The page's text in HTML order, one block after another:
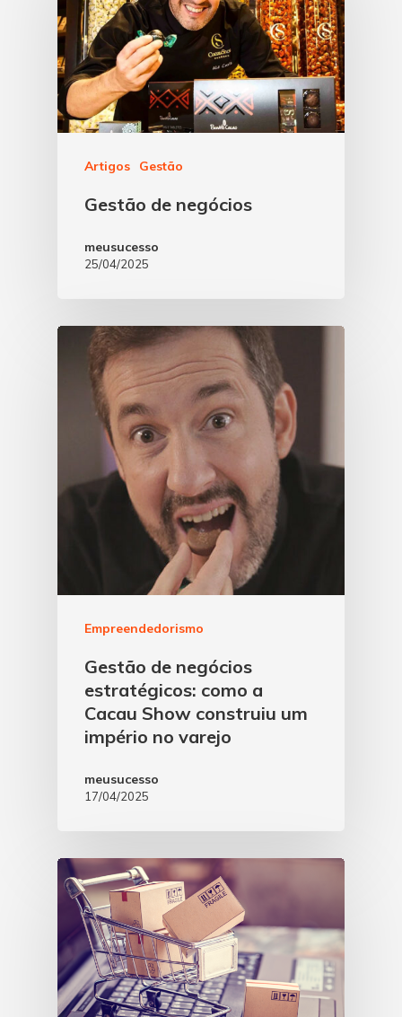
Artigos Gestão
Gestão de negócios
meusucesso
25/04/2025
Empreendedorismo
Gestão de negócios
estratégicos: como a
Cacau Show construiu um
império no varejo
meusucesso
17/04/2025